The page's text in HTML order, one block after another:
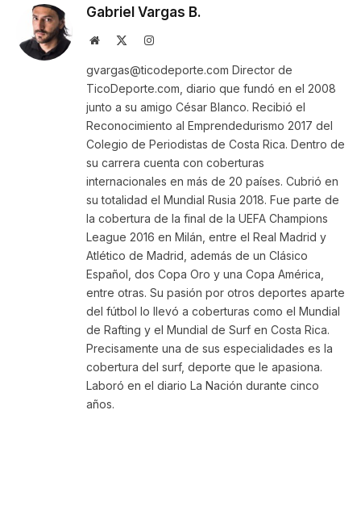
Gabriel Vargas B.
Website Instagram
gvargas@ticodeporte.com Director de
TicoDeporte.com, diario que fundó en el 2008
junto a su amigo César Blanco. Recibió el
Reconocimiento al Emprendedurismo 2017 del
Colegio de Periodistas de Costa Rica. Dentro de
su carrera cuenta con coberturas
internacionales en más de 20 países. Cubrió en
su totalidad el Mundial Rusia 2018. Fue parte de
la cobertura de la final de la UEFA Champions
League 2016 en Milán, entre el Real Madrid y
Atlético de Madrid, además de un Clásico
Español, dos Copa Oro y una Copa América,
entre otras. Su pasión por otros deportes aparte
del fútbol lo llevó a coberturas como el Mundial
de Rafting y el Mundial de Surf en Costa Rica.
Precisamente una de sus especialidades es la
cobertura del surf, deporte que le apasiona.
Laboró en el diario La Nación durante cinco
años.